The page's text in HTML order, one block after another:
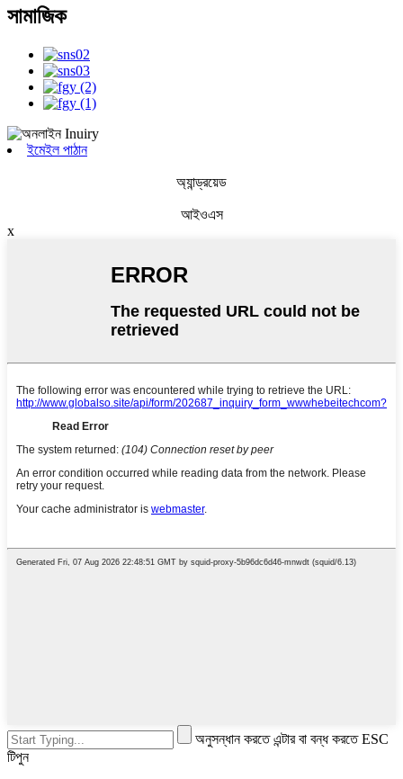
সামাজিক
ইমেইল পাঠান
অ্যান্ড্রয়েড
আইওএস
x
অনুসন্ধান করতে এন্টার বা বন্ধ করতে ESC
টিপুন